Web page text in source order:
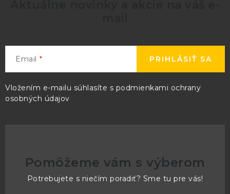
Email
Vložením e-mailu súhlasíte s podmienkami ochrany
osobných údajov
PRIHLÁSIŤ SA
Pomôžeme vám s výberom
Potrebujete s niečím poradiť? Sme tu pre vás!